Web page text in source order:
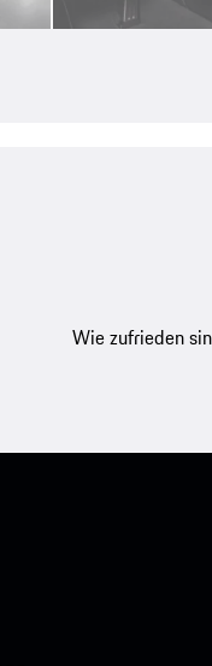
Wie zufrieden